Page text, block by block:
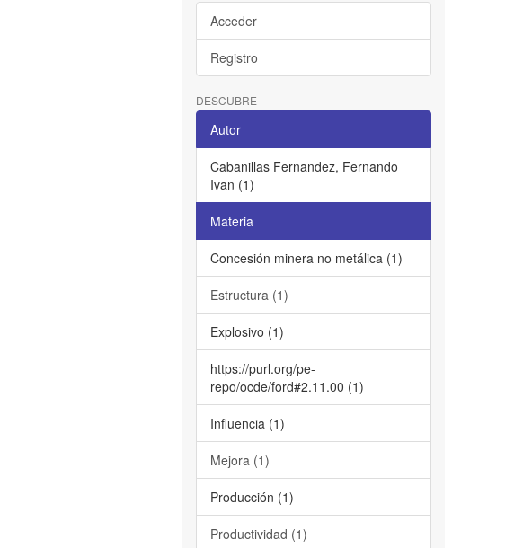
Acceder
Registro
DESCUBRE
Autor
Cabanillas Fernandez, Fernando
Ivan (1)
Materia
Concesión minera no metálica (1)
Estructura (1)
Explosivo (1)
https://purl.org/pe-
repo/ocde/ford#2.11.00 (1)
Influencia (1)
Mejora (1)
Producción (1)
Productividad (1)